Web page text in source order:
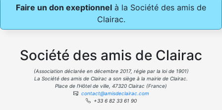
Faire un don exeptionnel à la Société des amis de
Clairac.
Société des amis de Clairac
(Association déclarée en décembre 2017, régie par la loi de 1901)
La Société des amis de Clairac a son siège à la mairie de Clairac.
Place de l’Hôtel de ville, 47320 Clairac (France)
contact@amisdeclairac.com
+33 6 82 33 61 90